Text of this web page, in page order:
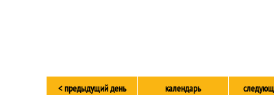
< предыдущий день календарь